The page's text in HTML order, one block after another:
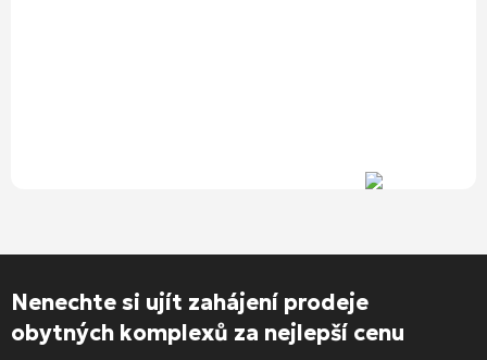
Nenechte si ujít zahájení prodeje
obytných komplexů za nejlepší cenu